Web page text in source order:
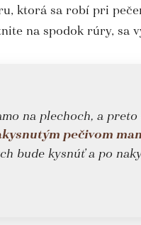
ktorá sa robí pri
na spodok rúry, sa
na plechoch, a
pečivom
bude kysnúť a po